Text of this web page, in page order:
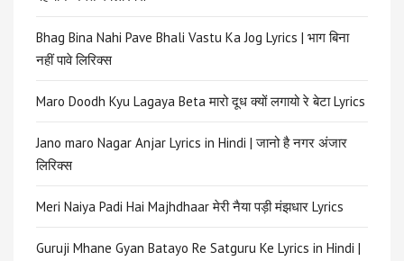
Bhag Bina Nahi Pave Bhali Vastu Ka Jog Lyrics | भाग बिना
नहीं पावे लिरिक्स
Maro Doodh Kyu Lagaya Beta मारो दूध क्यों लगायो रे बेटा Lyrics
Jano maro Nagar Anjar Lyrics in Hindi | जानो है नगर अंजार
लिरिक्स
Meri Naiya Padi Hai Majhdhaar मेरी नैया पड़ी मंझधार Lyrics
Guruji Mhane Gyan Batayo Re Satguru Ke Lyrics in Hindi |